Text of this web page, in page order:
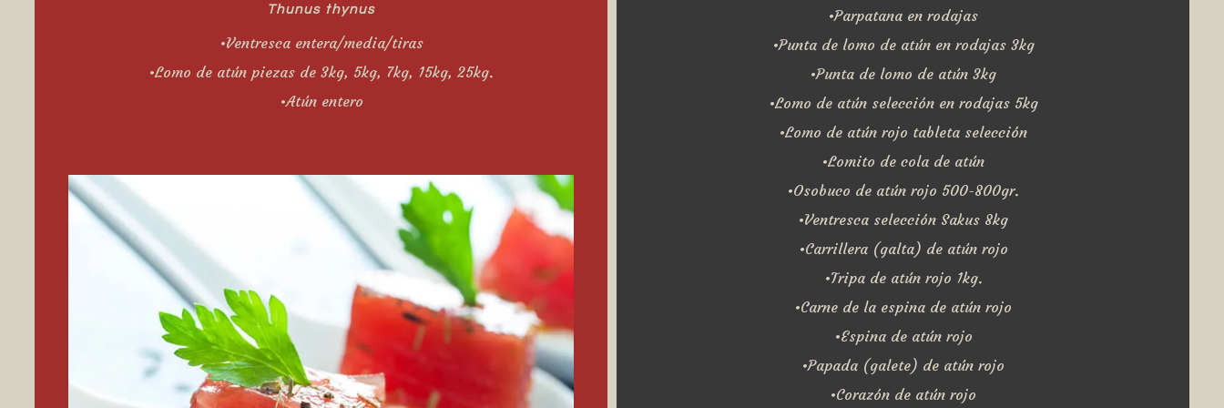
Thunus thynus
•Ventresca entera/media/tiras
•Lomo de atún piezas de 3kg, 5kg, 7kg, 15kg, 25kg.
•Atún entero
•Parpatana en rodajas
•Punta de lomo de atún en rodajas 3kg
•Punta de lomo de atún 3kg
•Lomo de atún selección en rodajas 5kg
•Lomo de atún rojo tableta selección
•Lomito de cola de atún
•Osobuco de atún rojo 500-800gr.
•Ventresca selección Sakus 8kg
•Carrillera (galta) de atún rojo
•Tripa de atún rojo 1kg.
•Carne de la espina de atún rojo
•Espina de atún rojo
•Papada (galete) de atún rojo
•Corazón de atún rojo